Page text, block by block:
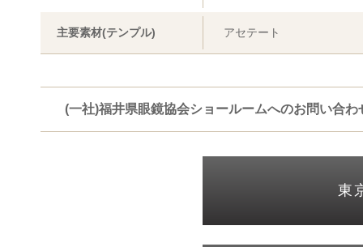
主要素材(テンプル) アセテート
(一社)福井県眼鏡協会ショールームへのお問い合わ
東